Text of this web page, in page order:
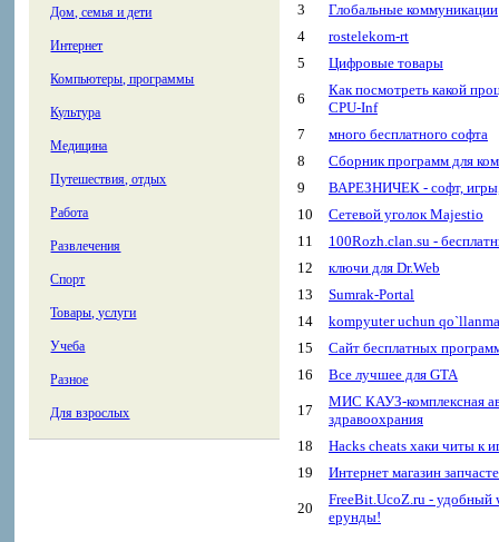
Дом, семья и дети
Интернет
Компьютеры, программы
Культура
Медицина
Путешествия, отдых
Работа
Развлечения
Спорт
Товары, услуги
Учеба
Разное
Для взрослых
3
Глобальные коммуникации
4
rostelekom-rt
5
Цифровые товары
6
Как посмотреть какой
CPU-Inf
7
много бесплатного софта
8
Сборник программ для
9
ВАРЕЗНИЧЕК - софт,
10
Сетевой уголок Majestio
11
100Rozh.clan.su -
12
ключи для Dr.Web
13
Sumrak-Portal
14
kompyuter uchun qo`llanma
15
Сайт бесплатных
16
Все лучшее для GTA
17
МИС КАУЗ-комплексная
здравоохрания
18
Hacks cheats хаки читы к
19
Интернет магазин
20
FreeBit.UcoZ.ru - удобный
ерунды!